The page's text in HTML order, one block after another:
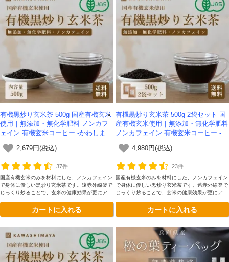
有機黒炒り玄米茶 500g 国産有機玄米
使用｜無添加・無化学肥料 ノンカフ
ェイン 有機玄米コーヒー -かわしま
屋- 【送料無料】*メール便での発送*
2,679円(税込)
37件
国産有機玄米のみを材料にした、ノンカフェイン
で身体に優しい黒炒り玄米茶です。遠赤外線釜で
じっくり炒ることで、玄米の健康効果が更にアッ
カートに入れる
有機黒炒り玄米茶 500g 2袋セット 国
産有機玄米使用｜無添加・無化学肥料
ノンカフェイン 有機玄米コーヒー -か
わしま屋- 【送料無料】
4,980円(税込)
23件
国産有機玄米のみを材料にした、ノンカフェイン
で身体に優しい黒炒り玄米茶です。遠赤外線釜で
じっくり炒ることで、玄米の健康効果が更にアッ
カートに入れる